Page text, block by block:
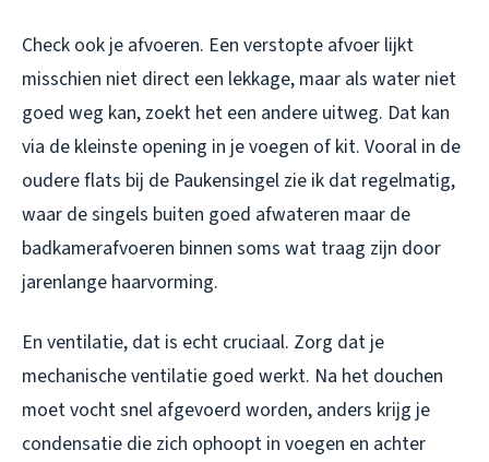
Check ook je afvoeren. Een verstopte afvoer lijkt
misschien niet direct een lekkage, maar als water niet
goed weg kan, zoekt het een andere uitweg. Dat kan
via de kleinste opening in je voegen of kit. Vooral in de
oudere flats bij de Paukensingel zie ik dat regelmatig,
waar de singels buiten goed afwateren maar de
badkamerafvoeren binnen soms wat traag zijn door
jarenlange haarvorming.
En ventilatie, dat is echt cruciaal. Zorg dat je
mechanische ventilatie goed werkt. Na het douchen
moet vocht snel afgevoerd worden, anders krijg je
condensatie die zich ophoopt in voegen en achter